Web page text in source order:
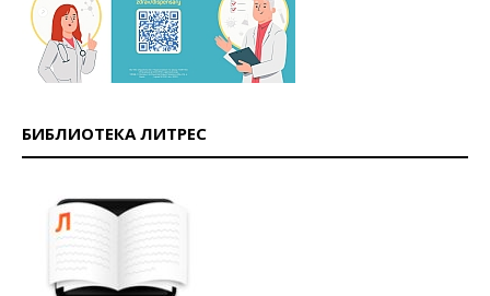
БИБЛИОТЕКА ЛИТРЕС